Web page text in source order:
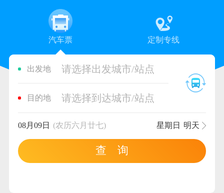
汽车票 定制专线
出发地 请选择出发城市/站点
目的地 请选择到达城市/站点
08月09日 (农历六月廿七) 星期日 明天
查 询